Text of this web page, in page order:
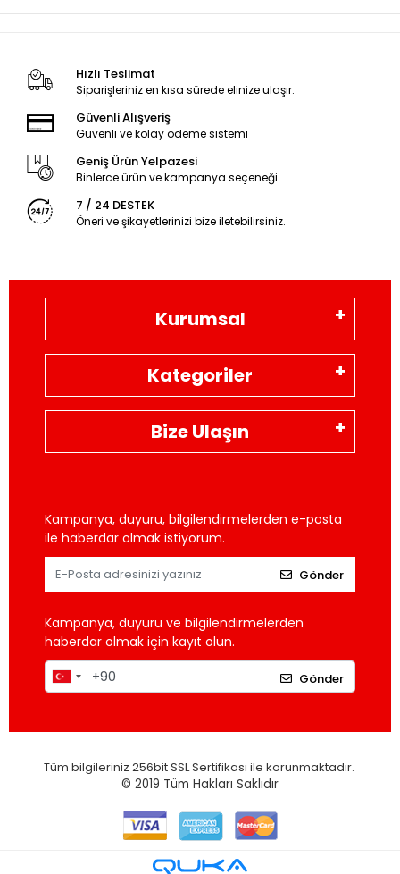
Hızlı Teslimat
Siparişleriniz en kısa sürede elinize ulaşır.
Güvenli Alışveriş
Güvenli ve kolay ödeme sistemi
Geniş Ürün Yelpazesi
Binlerce ürün ve kampanya seçeneği
7 / 24 DESTEK
Öneri ve şikayetlerinizi bize iletebilirsiniz.
Kurumsal
Kategoriler
Bize Ulaşın
Kampanya, duyuru, bilgilendirmelerden e-posta
ile haberdar olmak istiyorum.
Gönder
Kampanya, duyuru ve bilgilendirmelerden
haberdar olmak için kayıt olun.
Gönder
Tüm bilgileriniz 256bit SSL Sertifikası ile korunmaktadır.
© 2019 Tüm Hakları Saklıdır